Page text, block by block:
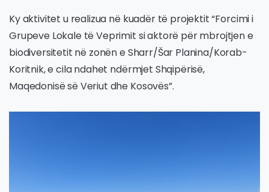
Ky aktivitet u realizua në kuadër të projektit “Forcimi i
Grupeve Lokale të Veprimit si aktorë për mbrojtjen e
biodiversitetit në zonën e Sharr/Šar Planina/Korab-
Koritnik, e cila ndahet ndërmjet Shqipërisë,
Maqedonisë së Veriut dhe Kosovës”.